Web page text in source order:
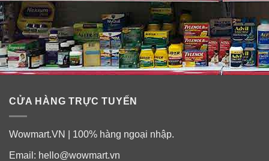
Đồng thời, công nghệ này cũng giúp lớp chống nắng trở
nên nhẹ nhàng, mượt mà và không để lại vệt trắng
loang lổ trên da dù có đổ mồ hôi nhiều.
CỬA HÀNG TRỰC TUYẾN
Wowmart.VN | 100% hàng ngoại nhập.
Email: hello@wowmart.vn